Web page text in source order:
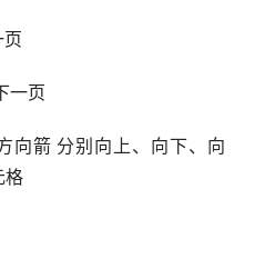
一页
向箭 分别向上、向下、向
格